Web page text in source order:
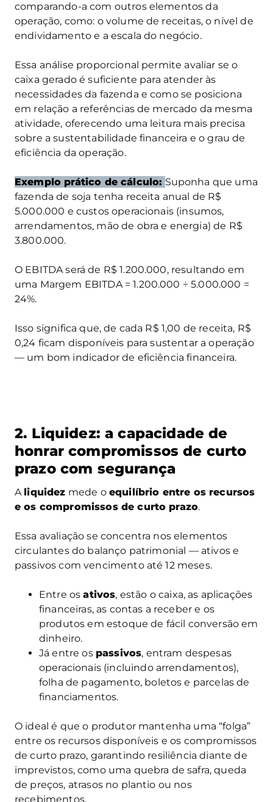
comparando-a com outros elementos da
operação, como: o volume de receitas, o nível de
endividamento e a escala do negócio.
Essa análise proporcional permite avaliar se o
caixa gerado é suficiente para atender às
necessidades da fazenda e como se posiciona
em relação a referências de mercado da mesma
atividade, oferecendo uma leitura mais precisa
sobre a sustentabilidade financeira e o grau de
eficiência da operação.
Exemplo prático de cálculo: Suponha que uma
fazenda de soja tenha receita anual de R$
5.000.000 e custos operacionais (insumos,
arrendamentos, mão de obra e energia) de R$
3.800.000.
O EBITDA será de R$ 1.200.000, resultando em
uma Margem EBITDA = 1.200.000 ÷ 5.000.000 =
24%.
Isso significa que, de cada R$ 1,00 de receita, R$
0,24 ficam disponíveis para sustentar a operação
— um bom indicador de eficiência financeira.
2. Liquidez: a capacidade de
honrar compromissos de curto
prazo com segurança
A liquidez mede o equilíbrio entre os recursos
e os compromissos de curto prazo.
Essa avaliação se concentra nos elementos
circulantes do balanço patrimonial — ativos e
passivos com vencimento até 12 meses.
Entre osativos, estão o caixa, as aplicações
financeiras, as contas a receber e os
produtos em estoque de fácil conversão em
dinheiro.
Já entre os passivos, entram despesas
operacionais (incluindo arrendamentos),
folha de pagamento, boletos e parcelas de
financiamentos.
O ideal é que o produtor mantenha uma “folga”
entre os recursos disponíveis e os compromissos
de curto prazo, garantindo resiliência diante de
imprevistos, como uma quebra de safra, queda
de preços, atrasos no plantio ou nos
recebimentos.